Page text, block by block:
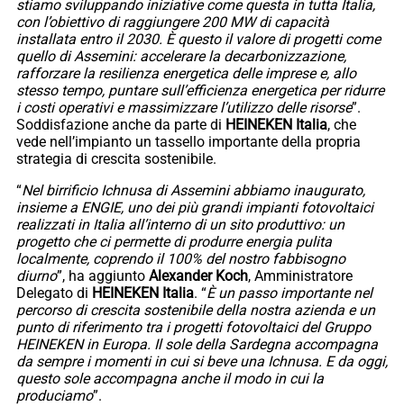
stiamo sviluppando iniziative come questa in tutta Italia,
con l’obiettivo di raggiungere 200 MW di capacità
installata entro il 2030. È questo il valore di progetti come
quello di Assemini: accelerare la decarbonizzazione,
rafforzare la resilienza energetica delle imprese e, allo
stesso tempo, puntare sull’efficienza energetica per ridurre
i costi operativi e massimizzare l’utilizzo delle risorse”.
Soddisfazione anche da parte di HEINEKEN Italia, che
vede nell’impianto un tassello importante della propria
strategia di crescita sostenibile.
“Nel birrificio Ichnusa di Assemini abbiamo inaugurato,
insieme a ENGIE, uno dei più grandi impianti fotovoltaici
realizzati in Italia all’interno di un sito produttivo: un
progetto che ci permette di produrre energia pulita
localmente, coprendo il 100% del nostro fabbisogno
diurno”, ha aggiunto Alexander Koch, Amministratore
Delegato di HEINEKEN Italia. “È un passo importante nel
percorso di crescita sostenibile della nostra azienda e un
punto di riferimento tra i progetti fotovoltaici del Gruppo
HEINEKEN in Europa. Il sole della Sardegna accompagna
da sempre i momenti in cui si beve una Ichnusa. E da oggi,
questo sole accompagna anche il modo in cui la
produciamo”.